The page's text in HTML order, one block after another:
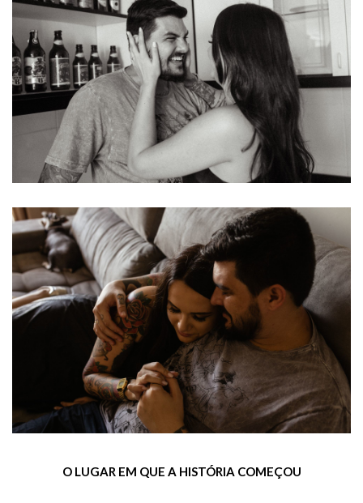
O LUGAR EM QUE A HISTÓRIA COMEÇOU